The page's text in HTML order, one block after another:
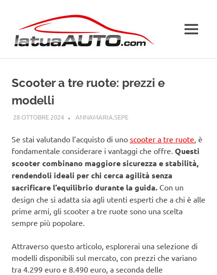
contenuto
MENU
Scooter a tre ruote: prezzi e
modelli
28 OTTOBRE 2024 ANNAMARIA.SEPECURIOSITÀ AUTO
Se stai valutando l’acquisto di uno scooter a tre ruote, è
fondamentale considerare i vantaggi che offre. Questi
scooter combinano maggiore sicurezza e stabilità,
rendendoli ideali per chi cerca agilità senza
sacrificare l’equilibrio durante la guida. Con un
design che si adatta sia agli utenti esperti che a chi è alle
prime armi, gli scooter a tre ruote sono una scelta
sempre più popolare.
Attraverso questo articolo, esplorerai una selezione di
modelli disponibili sul mercato, con prezzi che variano
tra 4.299 euro e 8.490 euro, a seconda delle